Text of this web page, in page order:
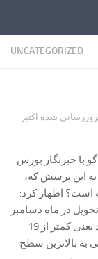
UNCATEGORIZED
شده اکتبر
با خبرنگار بورس
به این پرسش که،
است؟ اظهار کرد:
در ماه دسامبر
پس از اینکه در آوریل 2020 به پایین‌ترین سطح خود یعنی کمتر از 19
به بالاترین سطح